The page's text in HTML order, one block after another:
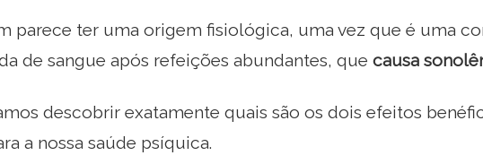
parece ter uma origem fisiológica, uma vez que é uma
de sangue após refeições abundantes, que causa
descobrir exatamente quais são os dois efeitos
a nossa saúde psíquica.